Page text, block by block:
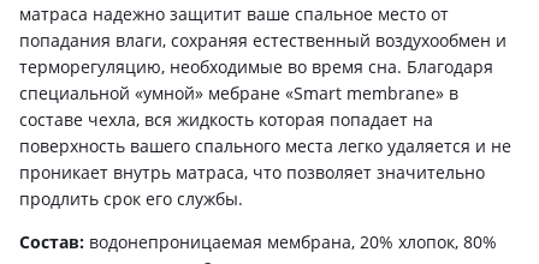
матраса надежно защитит ваше спальное место от
попадания влаги, сохраняя естественный воздухообмен и
терморегуляцию, необходимые во время сна. Благодаря
специальной «умной» мебране «Smart membrane» в
составе чехла, вся жидкость которая попадает на
поверхность вашего спального места легко удаляется и не
проникает внутрь матраса, что позволяет значительно
продлить срок его службы.
Состав: водонепроницаемая мембрана, 20% хлопок, 80%